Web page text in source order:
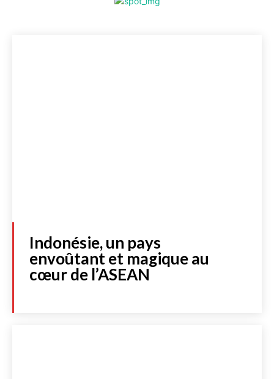
Indonésie, un pays
envoûtant et magique au
cœur de l’ASEAN